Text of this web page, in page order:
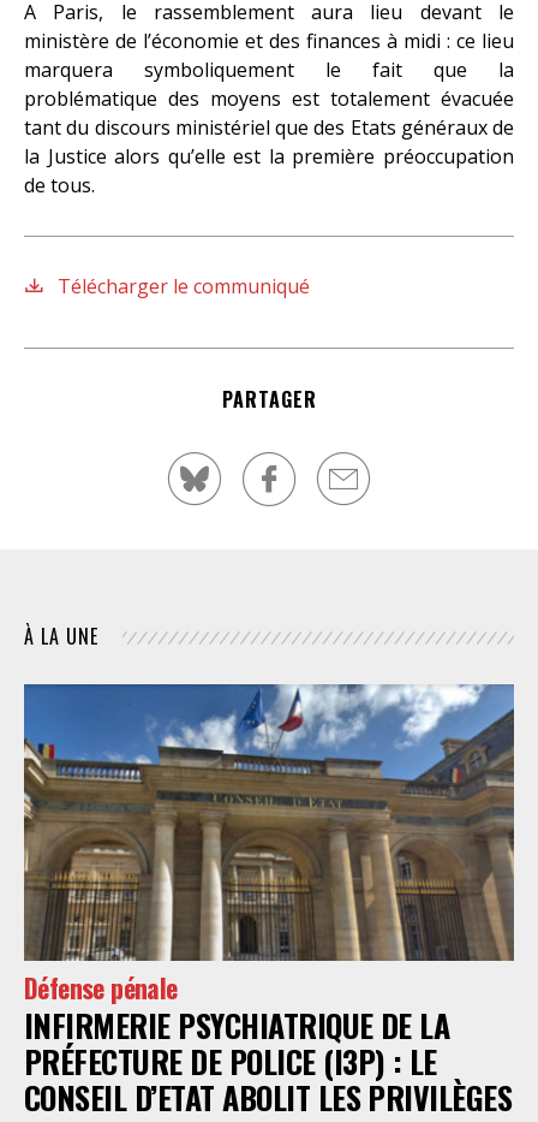
A Paris, le rassemblement aura lieu devant le
ministère de l’économie et des finances à midi : ce lieu
marquera symboliquement le fait que la
problématique des moyens est totalement évacuée
tant du discours ministériel que des Etats généraux de
la Justice alors qu’elle est la première préoccupation
de tous.
Télécharger le communiqué
PARTAGER
À LA UNE
Défense pénale
INFIRMERIE PSYCHIATRIQUE DE LA
PRÉFECTURE DE POLICE (I3P) : LE
CONSEIL D’ETAT ABOLIT LES PRIVILÈGES